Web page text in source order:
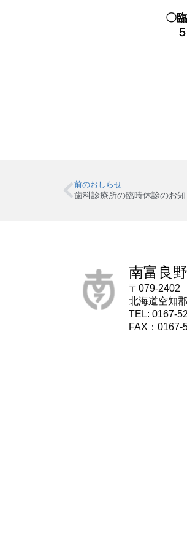
〇
５
前のおしらせ
歯科診療所の臨時休診のお
南富良
〒079-2402
北海道空知
TEL: 0167-
FAX：0167-